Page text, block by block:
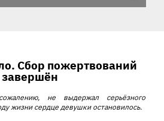
Сбор пожертвований
завершён
не выдержал серьёзного
жизни сердце девушки остановилось.